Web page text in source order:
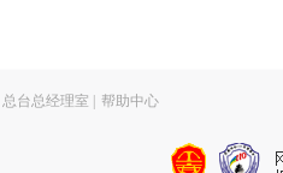
总台总经理室 帮助中心